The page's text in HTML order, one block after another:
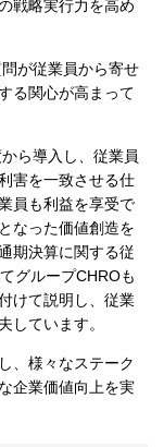
戦略実行力を高め
が従業員から寄せ
る関心が高まって
ら導入し、従業員
害を一致させる仕
員も利益を享受で
なった価値創造を
期決算に関する従
グループCHROも
けて説明し、従業
しています。
、様々なステーク
企業価値向上を実